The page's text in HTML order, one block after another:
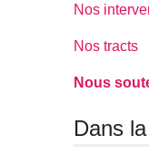
Nos
Nos tracts
Nous
Dans